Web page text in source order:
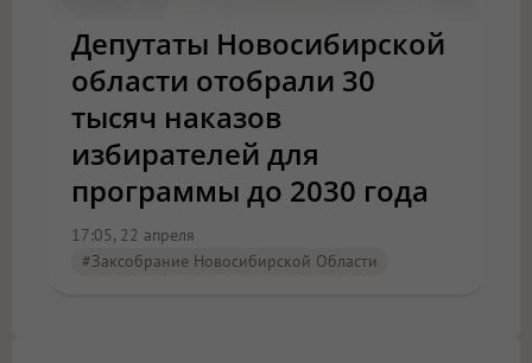
Депутаты Новосибирской
области отобрали 30
тысяч наказов
избирателей для
программы до 2030 года
17:05, 22 апреля
#Заксобрание Новосибирской Области